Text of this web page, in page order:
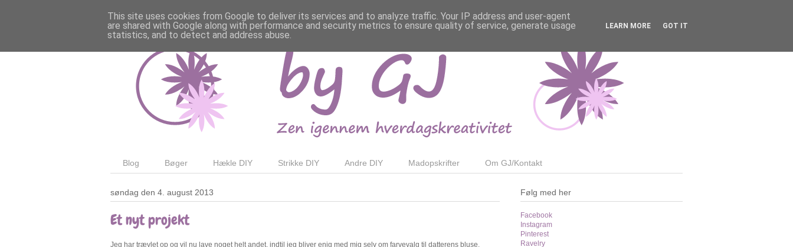
Blog Bøger Hækle DIY Strikke DIY Andre DIY Madopskrifter Om GJ/Kontakt
søndag den 4. august 2013
Et nyt projekt
Jeg har trævlet op og vil nu lave noget helt andet, indtil jeg bliver enig med mig selv om farvevalg til datterens bluse.
Følg med her
Facebook
Instagram
Pinterest
Ravelry
This site uses cookies from Google to deliver its services and to analyze traffic. Your IP address and user-agent
are shared with Google along with performance and security metrics to ensure quality of service, generate usage
statistics, and to detect and address abuse.
LEARN MORE GOT IT